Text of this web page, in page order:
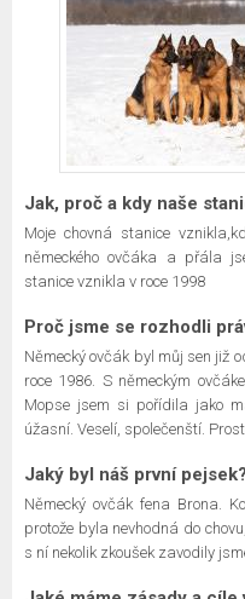
Jak, proč a kdy naše
Moje chovná stanice
německého ovčáka a přála
stanice vznikla v roce 1998
Proč jsme se rozhodli
Německý ovčák byl můj sen již
roce 1986. S německým
Mopse jsem si pořídila jako
úžasní. Veselí, společenští.
Jaký byl náš první
Německý ovčák fena Brona.
protože byla nevhodná do
s ní nekolik zkoušek zavodily